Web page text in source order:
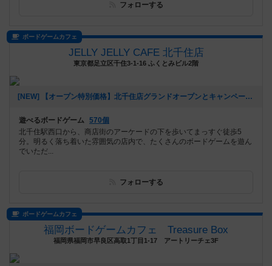
フォローする
ボードゲームカフェ
JELLY JELLY CAFE 北千住店
東京都足立区千住3-1-16 ふくとみビル2階
[NEW] 【オープン特別価格】北千住店グランドオープンとキャンペーンのご案内（2026年01月09日 14時39分）
遊べるボードゲーム 570個
北千住駅西口から、商店街のアーケードの下を歩いてまっすぐ徒歩5
分。明るく落ち着いた雰囲気の店内で、たくさんのボードゲームを遊ん
でいただ...
フォローする
ボードゲームカフェ
福岡ボードゲームカフェ Treasure Box
福岡県福岡市早良区高取1丁目1-17 アートリーチェ3F